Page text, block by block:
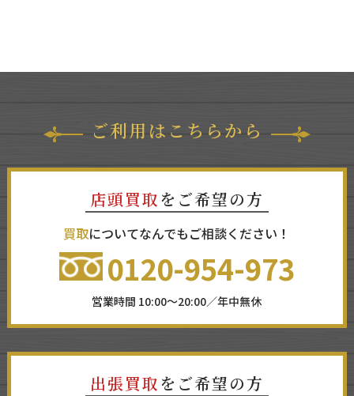
ご利用はこちらから
店頭買取 をご希望の方
買取についてなんでもご相談ください！
0120-954-973
営業時間 10:00～20:00／年中無休
出張買取 をご希望の方